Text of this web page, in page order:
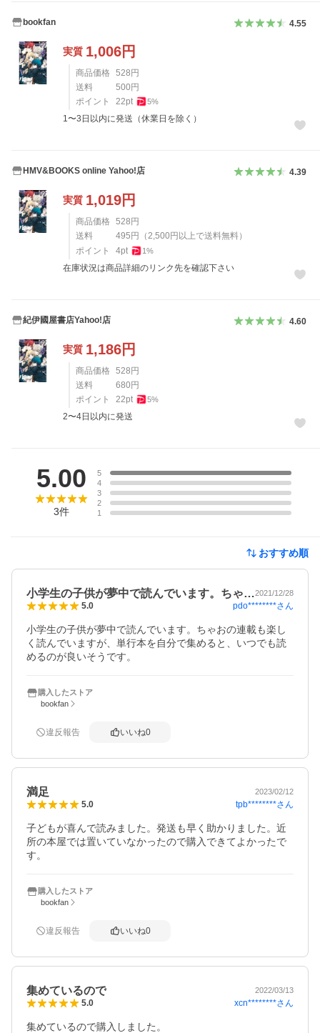
bookfan 4.55
実質 1,006円
商品価格 528円
送料
500円
ポイント
22pt 5%
1〜3日以内に発送（休業日を除く）
HMV&BOOKS online Yahoo!店 4.39
実質 1,019円
商品価格 528円
送料
495円 （ 2,500円以上で送料無料）
ポイント
4pt 1%
在庫状況は商品詳細のリンク先を確認下さい
紀伊國屋書店Yahoo!店 4.60
実質 1,186円
商品価格 528円
送料
680円
ポイント
22pt 5%
2〜4日以内に発送
5.00
3件
5
4
3
2
1
おすすめ順
小学生の子供が夢中で読んでいます。ちゃ…2021/12/28
5.0 pdo********さん
小学生の子供が夢中で読んでいます。ちゃおの連載も楽し
く読んでいますが、単行本を自分で集めると、いつでも読
めるのが良いそうです。
購入したストア
bookfan
違反報告 いいね0
満足 2023/02/12
5.0 tpb********さん
子どもが喜んで読みました。発送も早く助かりました。近
所の本屋では置いていなかったので購入できてよかったで
す。
購入したストア
bookfan
違反報告 いいね0
集めているので 2022/03/13
5.0 xcn********さん
集めているので購入しました。